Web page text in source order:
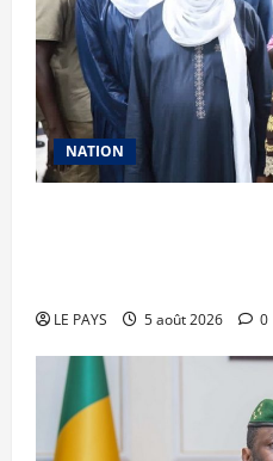
NATION
LE PAYS 5 août 2026 0